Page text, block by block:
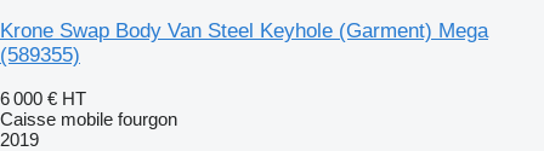
Krone Swap Body Van Steel Keyhole (Garment) Mega
(589355)
6 000 € HT
Caisse mobile fourgon
2019